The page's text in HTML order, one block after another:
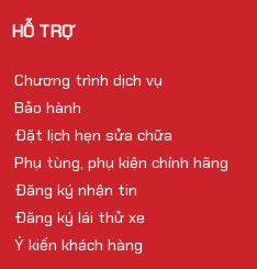
HỖ TRỢ
Chương trình dịch vụ
Bảo hành
Đặt lịch hẹn sửa chữa
Phụ tùng, phụ kiện chính hãng
Đăng ký nhận tin
Đăng ký lái thử xe
Ý kiến khách hàng